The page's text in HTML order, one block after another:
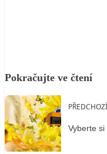
Pokračujte ve čtení
Vyberte